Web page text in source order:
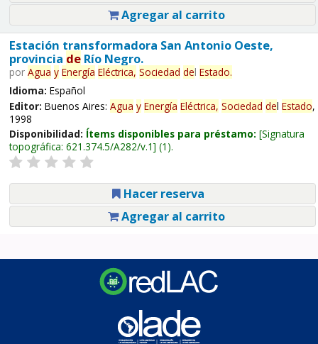
Agregar al carrito
Estación transformadora San Antonio Oeste,
provincia deRío Negro.
por Agua y Energía Eléctrica, Sociedad del Estado.
Idioma: Español
Editor: Buenos Aires: Agua y Energía Eléctrica, Sociedad del Estado,
1998
Disponibilidad: Ítems disponibles para préstamo: Signatura
topográfica: 621.374.5/A282/v.1 (1).
Hacer reserva
Agregar al carrito